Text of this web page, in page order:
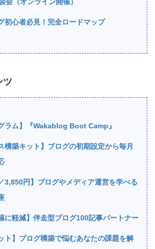
会（オンライン開催）
初心者必見！完全ロードマップ
ツ
ラム】『Wakablog Boot Camp』
構築キット】ブログの初期設定から毎月
3,850円】ブログやメディア運営を学べる
に軽減】伴走型ブログ100記事パートナー
ト】ブログ構築で悩むあなたの課題を解